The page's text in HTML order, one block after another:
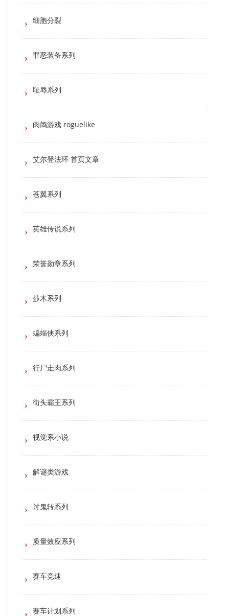
细胞分裂
罪恶装备系列
耻辱系列
肉鸽游戏 roguelike
艾尔登法环 首页文章
苍翼系列
英雄传说系列
荣誉勋章系列
莎木系列
蝙蝠侠系列
行尸走肉系列
街头霸王系列
视觉系小说
解谜类游戏
讨鬼转系列
质量效应系列
赛车竞速
赛车计划系列